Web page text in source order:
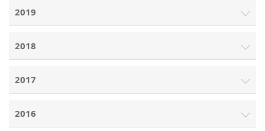
2019
2018
2017
2016